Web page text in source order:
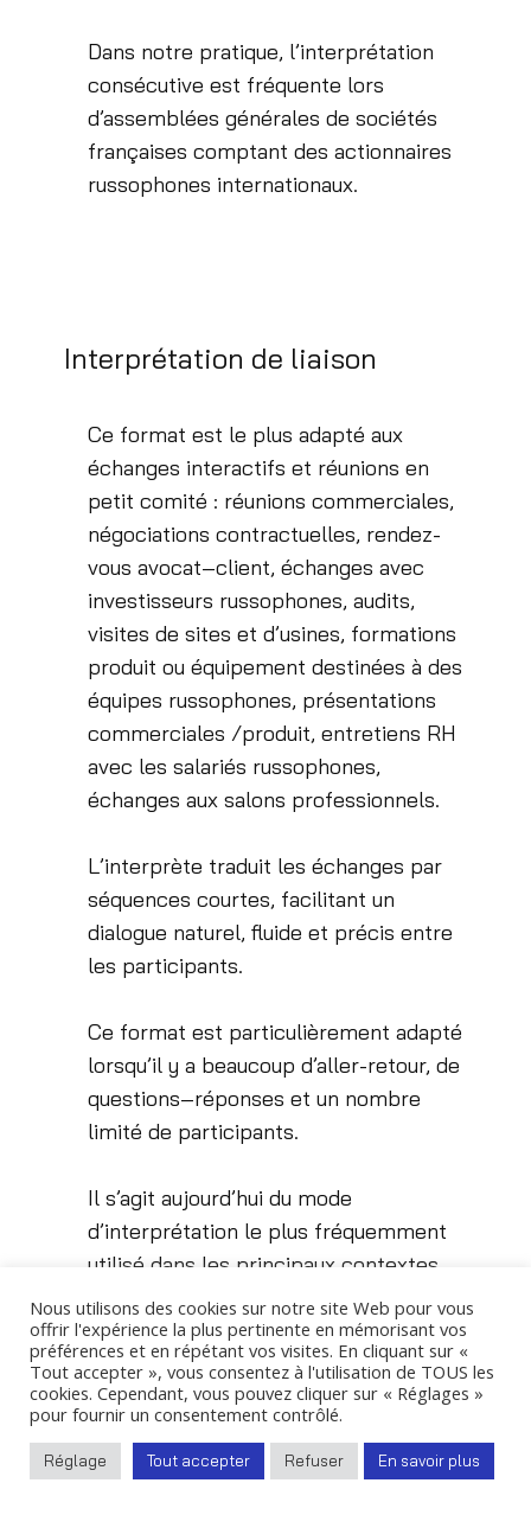
Dans notre pratique, l’interprétation
consécutive est fréquente lors
d’assemblées générales de sociétés
françaises comptant des actionnaires
russophones internationaux.
Interprétation de liaison
Ce format est le plus adapté aux
échanges interactifs et réunions en
petit comité : réunions commerciales,
négociations contractuelles, rendez-
vous avocat–client, échanges avec
investisseurs russophones, audits,
visites de sites et d’usines, formations
produit ou équipement destinées à des
équipes russophones, présentations
commerciales /produit, entretiens RH
avec les salariés russophones,
échanges aux salons professionnels.
L’interprète traduit les échanges par
séquences courtes, facilitant un
dialogue naturel, fluide et précis entre
les participants.
Ce format est particulièrement adapté
lorsqu’il y a beaucoup d’aller-retour, de
questions–réponses et un nombre
limité de participants.
Il s’agit aujourd’hui du mode
d’interprétation le plus fréquemment
utilisé dans les principaux contextes
de nos missions : démarches
juridiques, négociations commerciales
et interventions industrielles.
Nous utilisons des cookies sur notre site Web pour vous
offrir l'expérience la plus pertinente en mémorisant vos
préférences et en répétant vos visites. En cliquant sur «
Tout accepter », vous consentez à l'utilisation de TOUS les
cookies. Cependant, vous pouvez cliquer sur « Réglages »
pour fournir un consentement contrôlé.
Réglage Tout accepter Refuser En savoir plus